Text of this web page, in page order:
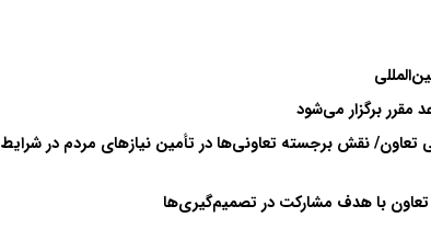
مقرر برگزار می‌شود
تعاون/ نقش برجسته تعاونی‌ها در تأمین نیازهای مردم در شرایط
با هدف مشارکت در تصمیم‌گیری‌ها‌‌